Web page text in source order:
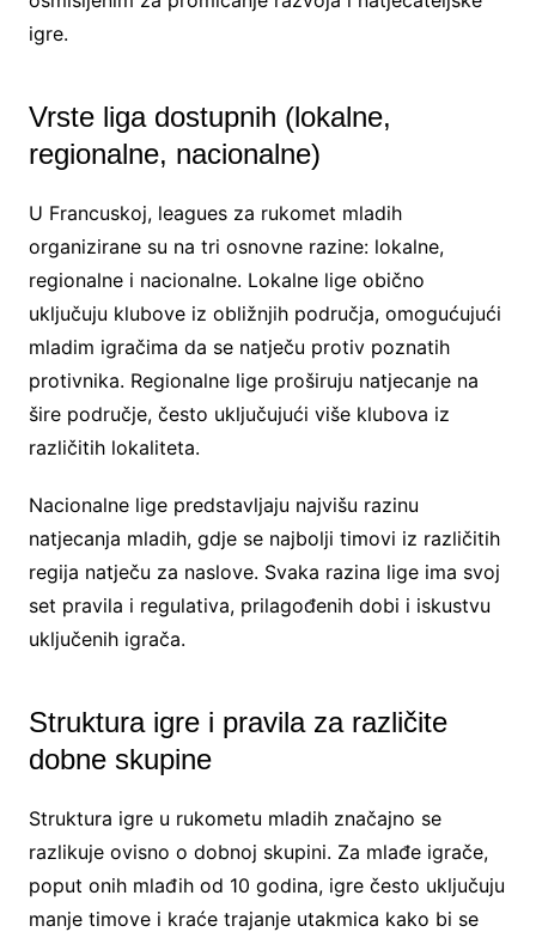
igre.
Vrste liga dostupnih (lokalne,
regionalne, nacionalne)
U Francuskoj, leagues za rukomet mladih
organizirane su na tri osnovne razine: lokalne,
regionalne i nacionalne. Lokalne lige obično
uključuju klubove iz obližnjih područja, omogućujući
mladim igračima da se natječu protiv poznatih
protivnika. Regionalne lige proširuju natjecanje na
šire područje, često uključujući više klubova iz
različitih lokaliteta.
Nacionalne lige predstavljaju najvišu razinu
natjecanja mladih, gdje se najbolji timovi iz različitih
regija natječu za naslove. Svaka razina lige ima svoj
set pravila i regulativa, prilagođenih dobi i iskustvu
uključenih igrača.
Struktura igre i pravila za različite
dobne skupine
Struktura igre u rukometu mladih značajno se
razlikuje ovisno o dobnoj skupini. Za mlađe igrače,
poput onih mlađih od 10 godina, igre često uključuju
manje timove i kraće trajanje utakmica kako bi se